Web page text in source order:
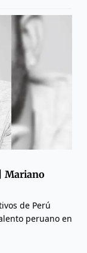
Mariano
de Perú
peruano en